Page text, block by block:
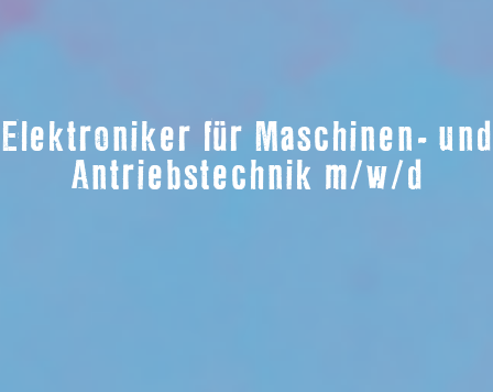
Elektroniker für Maschinen- und
Antriebstechnik m/w/d